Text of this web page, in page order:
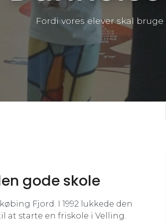
Fordi vores elever skal
gode skole
Fjord. I 1992 lukkede den
at starte en friskole i Velling.